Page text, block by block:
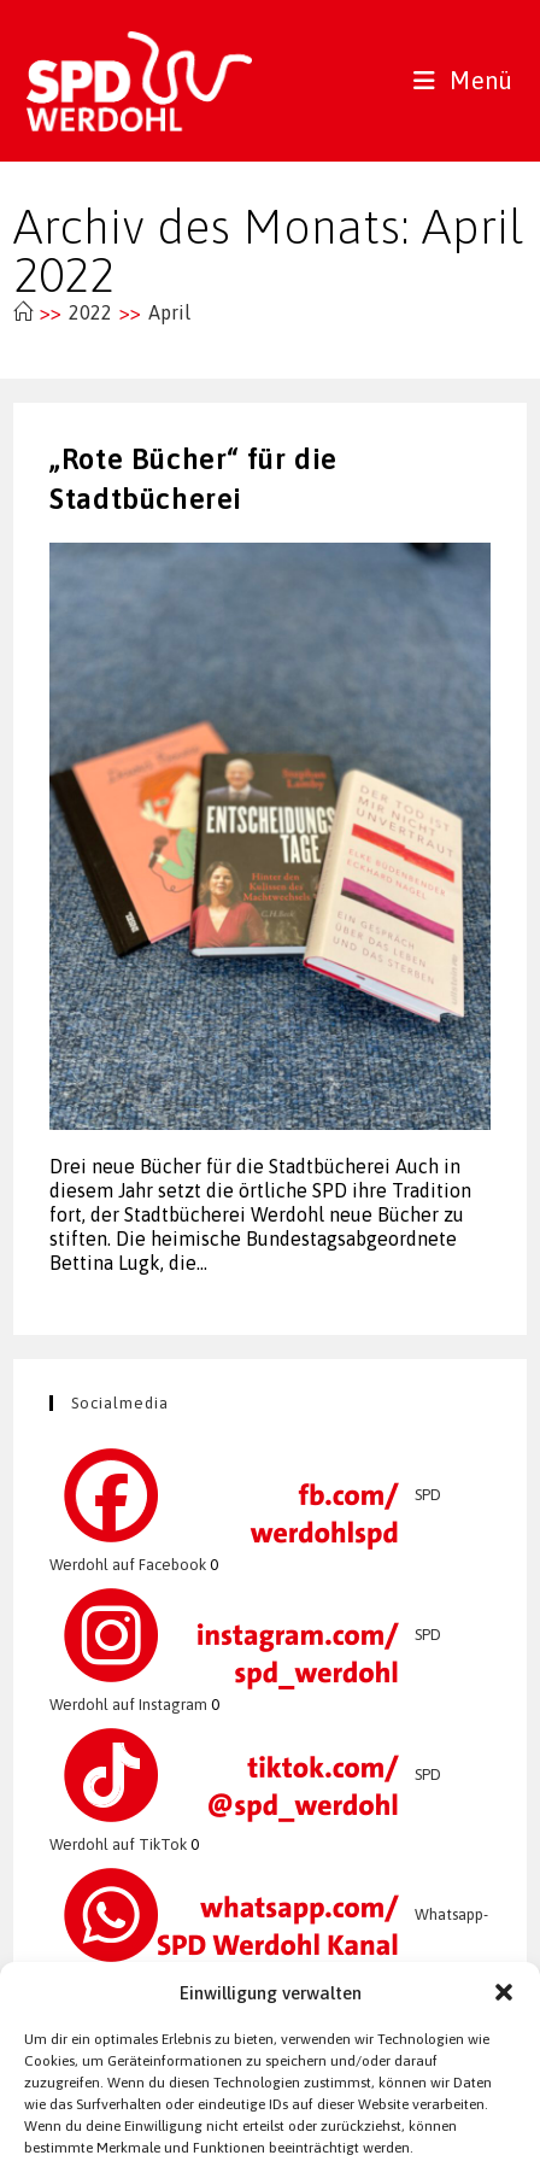
Einwilligung verwalten
Um dir ein optimales Erlebnis zu bieten, verwenden wir Technologien wie
Cookies, um Geräteinformationen zu speichern und/oder darauf
zuzugreifen. Wenn du diesen Technologien zustimmst, können wir Daten
wie das Surfverhalten oder eindeutige IDs auf dieser Website verarbeiten.
Wenn du deine Einwilligung nicht erteilst oder zurückziehst, können
bestimmte Merkmale und Funktionen beeinträchtigt werden.
Menü
Archiv des Monats: April
2022
>> 2022 >> April
„Rote Bücher“ für die
Stadtbücherei
Drei neue Bücher für die Stadtbücherei Auch in
diesem Jahr setzt die örtliche SPD ihre Tradition
fort, der Stadtbücherei Werdohl neue Bücher zu
stiften. Die heimische Bundestagsabgeordnete
Bettina Lugk, die…
Socialmedia
SPD
Werdohl auf Facebook 0
SPD
Werdohl auf Instagram 0
SPD
Werdohl auf TikTok 0
Whatsapp-
Kanal der SPD Werdohl 0